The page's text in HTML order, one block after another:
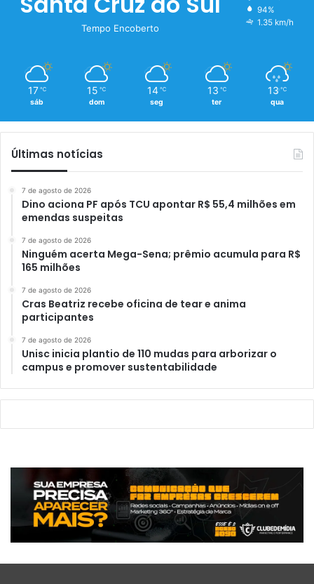
Tempo Encoberto
94%
1.35 km/h
17 ℃
sáb
15 ℃
dom
14 ℃
seg
13 ℃
ter
13 ℃
qua
Últimas notícias
7 de agosto de 2026
Dino aciona PF após TCU apontar R$ 55,4 milhões em
emendas suspeitas
7 de agosto de 2026
Ninguém acerta Mega-Sena; prêmio acumula para R$
165 milhões
7 de agosto de 2026
Cras Beatriz recebe oficina de tear e anima
participantes
7 de agosto de 2026
Unisc inicia plantio de 110 mudas para arborizar o
campus e promover sustentabilidade